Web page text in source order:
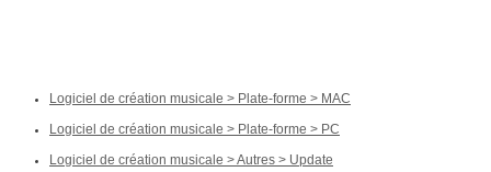
Logiciel de création musicale > Plate-forme > MAC
Logiciel de création musicale > Plate-forme > PC
Logiciel de création musicale > Autres > Update